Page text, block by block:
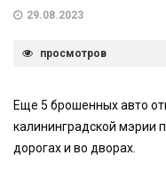
29.08.2023
просмотров
Еще 5 брошенных авто
калининградской мэрии
дорогах и во дворах.